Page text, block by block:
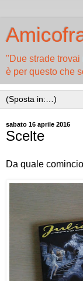
"Due strade trovai
è per questo che
sabato 16 aprile 2016
Scelte
Da quale